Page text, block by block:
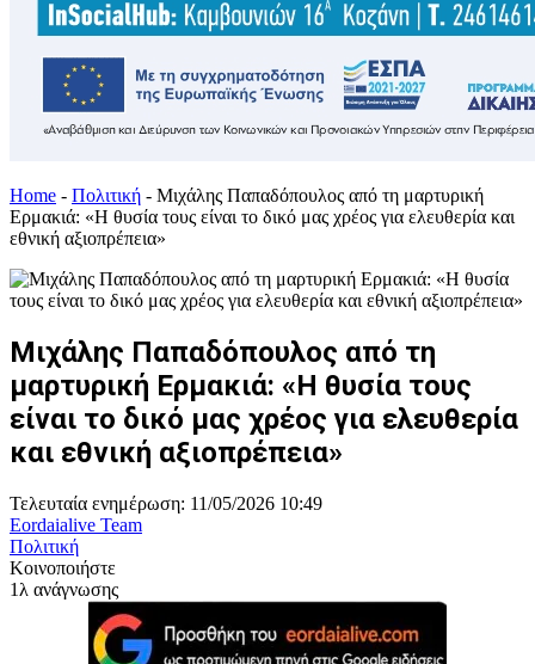
Home - Πολιτική - Μιχάλης Παπαδόπουλος από τη μαρτυρική
Ερμακιά: «Η θυσία τους είναι το δικό μας χρέος για ελευθερία και
εθνική αξιοπρέπεια»
Μιχάλης Παπαδόπουλος από τη
μαρτυρική Ερμακιά: «Η θυσία τους
είναι το δικό μας χρέος για ελευθερία
και εθνική αξιοπρέπεια»
Τελευταία ενημέρωση: 11/05/2026 10:49
Eordaialive Team
Πολιτική
Κοινοποιήστε
1λ ανάγνωσης